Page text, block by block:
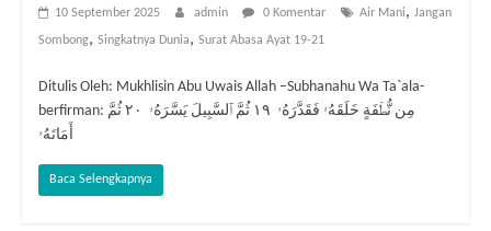
10 September 2025 admin 0 Komentar Air Mani, Jangan
Sombong, Singkatnya Dunia, Surat Abasa Ayat 19-21
Ditulis Oleh: Mukhlisin Abu Uwais Allah –Subhanahu Wa Ta`ala-
berfirman: مِن نُّطۡفَةٍ خَلَقَهُۥ فَقَدَّرَهُۥ ١٩ ثُمَّ ٱلسَّبِيلَ يَسَّرَهُۥ ٢٠ ثُمَّ
أَمَاتَهُۥ
Baca Selengkapnya